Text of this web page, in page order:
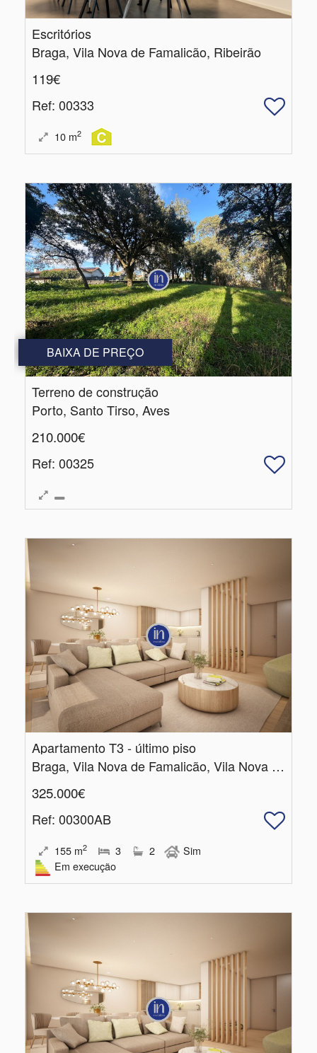
Escritórios
Braga, Vila Nova de Famalicão, Ribeirão
119€
Ref: 00333
10 m2
BAIXA DE PREÇO
Terreno de construção
Porto, Santo Tirso, Aves
210.000€
Ref: 00325
Apartamento T3 - último piso
Braga, Vila Nova de Famalicão, Vila Nova de Famalicão e Calendário
325.000€
Ref: 00300AB
155 m2 3 2
Sim
Em execução